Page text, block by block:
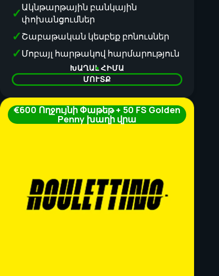
Ակնթարթային բանկային
փոխանցումներ
Շաբաթական կեսբեք բոնուսներ
Մոբայլ հարթակով հարմարություն
ԽԱՂԱԼ ՀԻՄԱ
ՄՈՒՏՔ
€600 Ողջույնի Փաթեթ + 50 FS Golden
Penny խաղի վրա